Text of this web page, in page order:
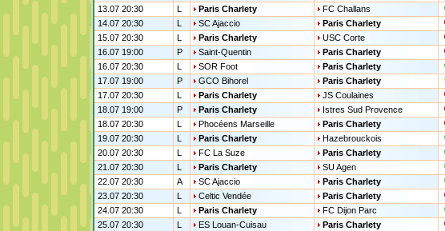
13.07 20:30
L Paris Charlety FC Challans
14.07 20:30
L SC Ajaccio Paris Charlety
15.07 20:30
L Paris Charlety USC Corte
16.07 19:00
P Saint-Quentin Paris Charlety
16.07 20:30
L SOR Foot Paris Charlety
17.07 19:00
P GCO Bihorel Paris Charlety
17.07 20:30
L Paris Charlety JS Coulaines
18.07 19:00
P Paris Charlety Istres Sud Provence
18.07 20:30
L Phocéens Marseille Paris Charlety
19.07 20:30
L Paris Charlety Hazebrouckois
20.07 20:30
L FC La Suze Paris Charlety
21.07 20:30
L Paris Charlety SU Agen
22.07 20:30
A SC Ajaccio Paris Charlety
23.07 20:30
L Celtic Vendée Paris Charlety
24.07 20:30
L Paris Charlety FC Dijon Parc
25.07 20:30
L ES Louan-Cuisau Paris Charlety